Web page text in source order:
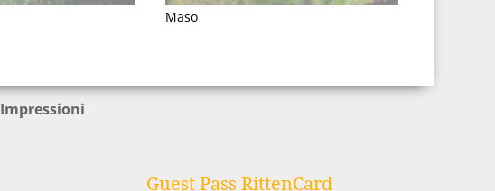
Maso
Impressioni
Guest Pass RittenCard